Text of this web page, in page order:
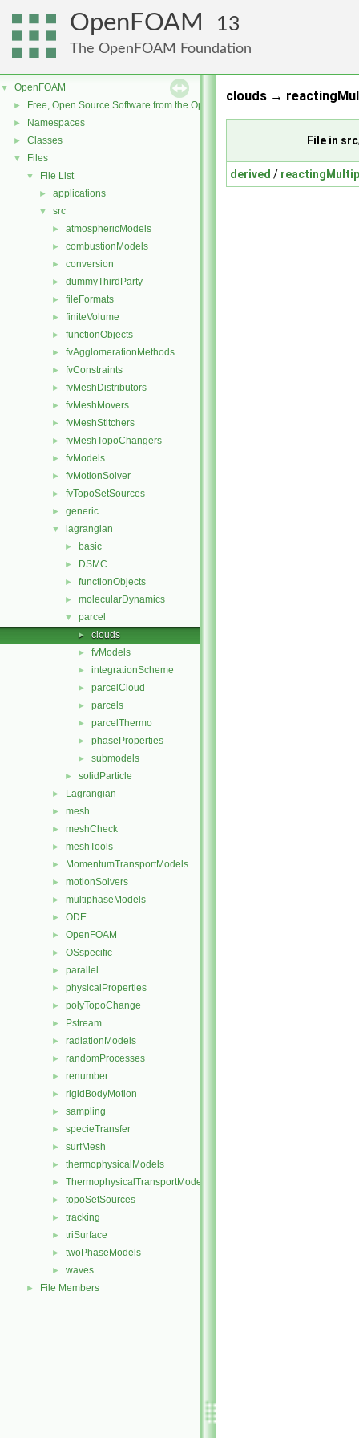
OpenFOAM 13
The OpenFOAM Foundation
▼ OpenFOAM
► Free, Open Source Software from the OpenFOAM Foundation
► Namespaces
► Classes
▼ Files
▼ File List
► applications
▼ src
► atmosphericModels
► combustionModels
► conversion
► dummyThirdParty
► fileFormats
► finiteVolume
► functionObjects
► fvAgglomerationMethods
► fvConstraints
► fvMeshDistributors
► fvMeshMovers
► fvMeshStitchers
► fvMeshTopoChangers
► fvModels
► fvMotionSolver
► fvTopoSetSources
► generic
▼ lagrangian
► basic
► DSMC
► functionObjects
► molecularDynamics
▼ parcel
► clouds
► fvModels
► integrationScheme
► parcelCloud
► parcels
► parcelThermo
► phaseProperties
► submodels
► solidParticle
► Lagrangian
► mesh
► meshCheck
► meshTools
► MomentumTransportModels
► motionSolvers
► multiphaseModels
► ODE
► OpenFOAM
► OSspecific
► parallel
► physicalProperties
► polyTopoChange
► Pstream
► radiationModels
► randomProcesses
► renumber
► rigidBodyMotion
► sampling
► specieTransfer
► surfMesh
► thermophysicalModels
► ThermophysicalTransportModels
► topoSetSources
► tracking
► triSurface
► twoPhaseModels
► waves
► File Members
clouds →
File in
derived /